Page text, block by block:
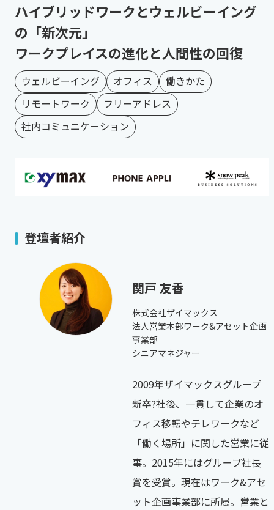
ハイブリッドワークとウェルビーイング
の「新次元」
ワークプレイスの進化と人間性の回復
ウェルビーイング オフィス
働きかた
リモートワーク
フリーアドレス
社内コミュニケーション
登壇者紹介
関戸 友香
株式会社ザイマックス
法人営業本部ワーク&アセット企画
事業部
シニアマネジャー
2009年ザイマックスグループ
新卒?社後、一貫して企業のオ
フィス移転やテレワークなど
「働く場所」に関した営業に従
事。2015年にはグループ社長
賞を受賞。現在はワーク&アセ
ット企画事業部に所属。営業と